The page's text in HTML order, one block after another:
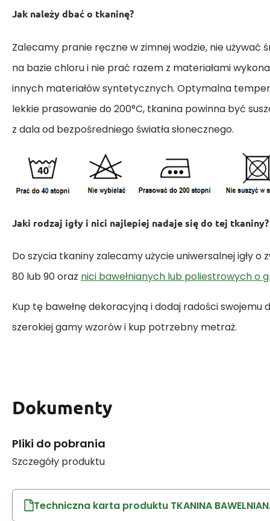
Jak należy dbać o tkaninę?
Zalecamy pranie ręczne w zimnej wodzie, nie używać
na bazie chloru i nie prać razem z materiałami
innych materiałów syntetycznych. Optymalna
lekkie prasowanie do 200°C, tkanina powinna być
z dala od bezpośredniego światła słonecznego.
Jaki rodzaj igły i nici najlepiej nadaje się do tej tkaniny?
Do szycia tkaniny zalecamy użycie uniwersalnej igły o
80 lub 90 oraz nici bawełnianych lub poliestrowych o
Kup tę bawełnę dekoracyjną i dodaj radości swojemu
szerokiej gamy wzorów i kup potrzebny metraż.
Dokumenty
Pliki do pobrania
Szczegóły produktu
Techniczna karta produktu TKANINA